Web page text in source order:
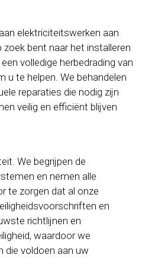
elektriciteitswerken aan
bent naar het installeren
volledige herbedrading van
u te helpen. We behandelen
reparaties die nodig zijn
veilig en efficiënt blijven
We begrijpen de
en nemen alle
te zorgen dat al onze
en
richtlijnen en
waardoor we
die voldoen aan uw